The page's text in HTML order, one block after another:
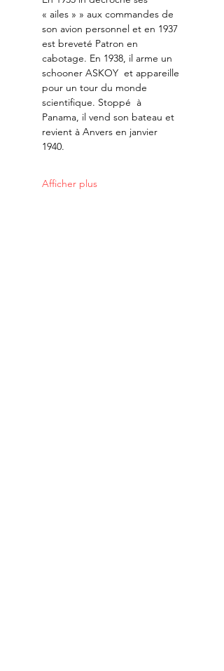
« ailes » » aux commandes de
son avion personnel et en 1937
est breveté Patron en
cabotage. En 1938, il arme un
schooner ASKOY  et appareille
pour un tour du monde
scientifique. Stoppé  à
Panama, il vend son bateau et
revient à Anvers en janvier
1940.
Afficher plus